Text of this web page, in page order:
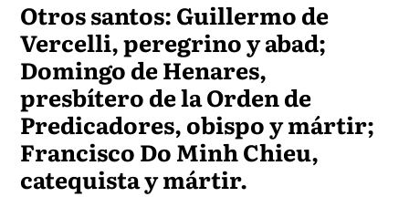
Otros santos: Guillermo de
Vercelli, peregrino y abad;
Domingo de Henares,
presbítero de la Orden de
Predicadores, obispo y mártir;
Francisco Do Minh Chieu,
catequista y mártir.